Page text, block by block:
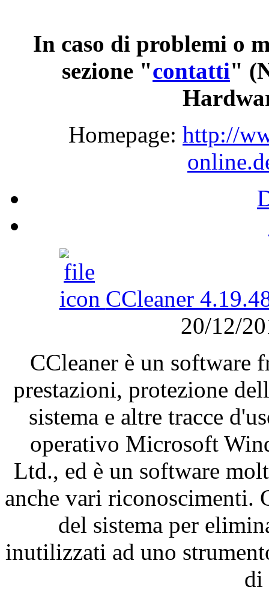
In caso di problemi o
sezione "contatti"
Homepage: http://
CCleaner
20/12/
CCleaner è un software
prestazioni, protezione
sistema e altre tracce
operativo Microsoft
Ltd., ed è un software
anche vari riconoscimenti.
del sistema per
inutilizzati ad uno
di